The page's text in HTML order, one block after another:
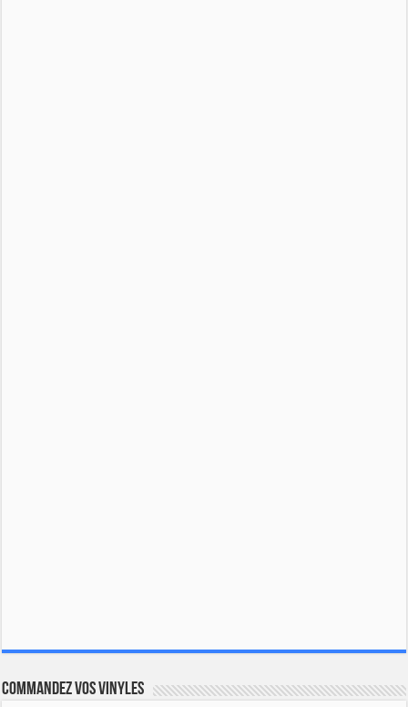
Commandez vos vinyles